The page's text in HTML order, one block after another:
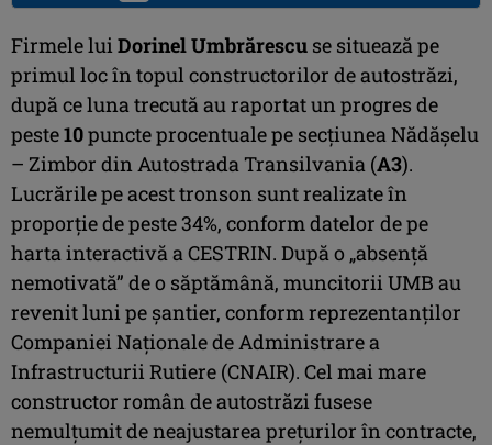
Firmele luiDorinel Umbrărescu se situează pe
primul loc în topul constructorilor de autostrăzi,
după ce luna trecută au raportat un progres de
peste10puncte procentuale pe secțiunea Nădășelu
– Zimbor din Autostrada Transilvania (A3).
Lucrările pe acest tronson sunt realizate în
proporție de peste 34%, conform datelor de pe
harta interactivă a CESTRIN. După o „absență
nemotivată” de o săptămână, muncitorii UMB au
revenit luni pe șantier, conform reprezentanților
Companiei Naționale de Administrare a
Infrastructurii Rutiere (CNAIR). Cel mai mare
constructor român de autostrăzi fusese
nemulțumit de neajustarea prețurilor în contracte,